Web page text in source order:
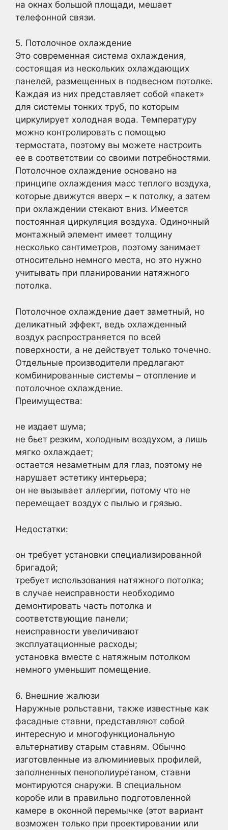
на окнах большой площади, мешает
телефонной связи.
5. Потолочное охлаждение
Это современная система охлаждения,
состоящая из нескольких охлаждающих
панелей, размещенных в подвесном потолке.
Каждая из них представляет собой «пакет»
для системы тонких труб, по которым
циркулирует холодная вода. Температуру
можно контролировать с помощью
термостата, поэтому вы можете настроить
ее в соответствии со своими потребностями.
Потолочное охлаждение основано на
принципе охлаждения масс теплого воздуха,
которые движутся вверх – к потолку, а затем
при охлаждении стекают вниз. Имеется
постоянная циркуляция воздуха. Одиночный
монтажный элемент имеет толщину
несколько сантиметров, поэтому занимает
относительно немного места, но это нужно
учитывать при планировании натяжного
потолка.
Потолочное охлаждение дает заметный, но
деликатный эффект, ведь охлажденный
воздух распространяется по всей
поверхности, а не действует только точечно.
Отдельные производители предлагают
комбинированные системы – отопление и
потолочное охлаждение.
Преимущества:
не издает шума;
не бьет резким, холодным воздухом, а лишь
мягко охлаждает;
остается незаметным для глаз, поэтому не
нарушает эстетику интерьера;
он не вызывает аллергии, потому что не
перемещает воздух с пылью и грязью.
Недостатки:
он требует установки специализированной
бригадой;
требует использования натяжного потолка;
в случае неисправности необходимо
демонтировать часть потолка и
соответствующие панели;
неисправности увеличивают
эксплуатационные расходы;
установка вместе с натяжным потолком
немного уменьшит помещение.
6. Внешние жалюзи
Наружные рольставни, также известные как
фасадные ставни, представляют собой
интересную и многофункциональную
альтернативу старым ставням. Обычно
изготовленные из алюминиевых профилей,
заполненных пенополиуретаном, ставни
монтируются снаружи. В специальном
коробе или в правильно подготовленной
камере в оконной перемычке (этот вариант
возможен только при проектировании или